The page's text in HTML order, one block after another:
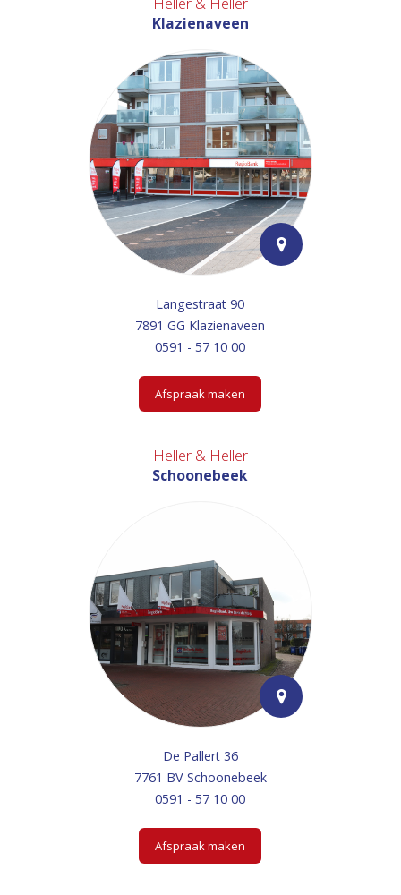
Klazienaveen
Langestraat 90
7891 GG Klazienaveen
0591 - 57 10 00
Afspraak maken
Heller & Heller
Schoonebeek
De Pallert 36
7761 BV Schoonebeek
0591 - 57 10 00
Afspraak maken